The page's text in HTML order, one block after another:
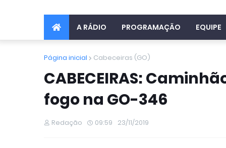
A RÁDIO PROGRAMAÇÃO EQUIPE
Página inicial Cabeceiras (GO)
CABECEIRAS:
fogo na GO-346
Redação 09:59 23/11/2019